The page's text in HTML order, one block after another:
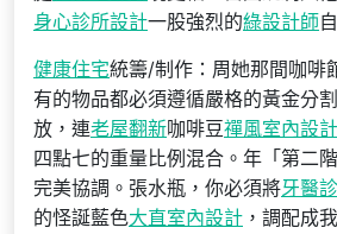
身心診所設計一股強烈的綠設計師
健康住宅統籌/制作：周她那間咖啡
有的物品都必須遵循嚴格的黃金分割
放，連老屋翻新咖啡豆禪風室內設計
四點七的重量比例混合。年「第二
完美協調。張水瓶，你必須將牙醫
的怪誕藍色大直室內設計 ，調配成